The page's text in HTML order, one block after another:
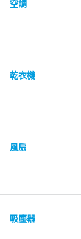
空調
乾衣機
風扇
吸塵器